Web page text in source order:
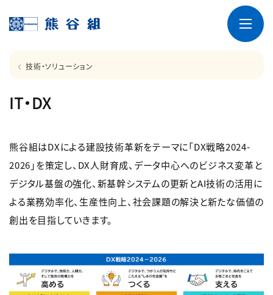
技術・ソリューション
IT・DX
熊谷組はDXによる建設技術革新をテーマに「DX戦略2024-
2026」を策定し、DX人財育成、データ中心へのビジネス変革と
デジタル基盤の強化、新基幹システムの更新とAI技術の活用に
よる業務効率化、生産性向上、社会課題の解決と新たな価値の
創出を目指していきます。